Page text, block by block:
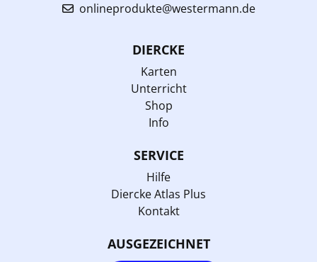
onlineprodukte@westermann.de
DIERCKE
Karten
Unterricht
Shop
Info
SERVICE
Hilfe
Diercke Atlas Plus
Kontakt
AUSGEZEICHNET